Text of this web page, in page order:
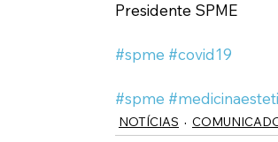
Presidente SPME
#spme #covid19
#spme
NOTÍCIAS